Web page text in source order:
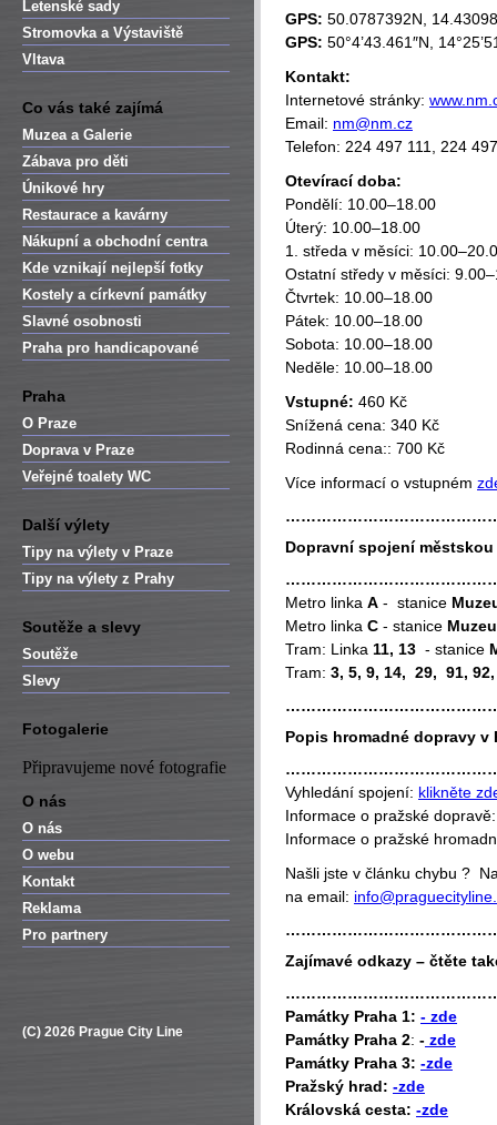
Letenské sady
Stromovka a Výstaviště
Vltava
Co vás také zajímá
Muzea a Galerie
Zábava pro děti
Únikové hry
Restaurace a kavárny
Nákupní a obchodní centra
Kde vznikají nejlepší fotky
Kostely a církevní památky
Slavné osobnosti
Praha pro handicapované
Praha
O Praze
Doprava v Praze
Veřejné toalety WC
Další výlety
Tipy na výlety v Praze
Tipy na výlety z Prahy
Soutěže a slevy
Soutěže
Slevy
Fotogalerie
Připravujeme nové fotografie
O nás
O nás
O webu
Kontakt
Reklama
Pro partnery
(C) 2026 Prague City Line
GPS: 50.0787392N,
GPS: 50°4’43.461″N,
Kontakt:
Internetové stránky:
Email: nm@nm.cz
Telefon: 224 497 111, 224
Otevírací doba:
Pondělí: 10.00–18.00
Úterý: 10.00–18.00
1. středa v měsíci:
Ostatní středy v měsíci:
Čtvrtek: 10.00–18.00
Pátek: 10.00–18.00
Sobota: 10.00–18.00
Neděle: 10.00–18.00
Vstupné: 460 Kč
Snížená cena: 340 Kč
Rodinná cena:: 700 Kč
Více informací o vstupném
Dopravní spojení
Metro linka A - stanice
Metro linka C - stanice
Tram: Linka 11, 13 - stanice
Tram: 3, 5, 9, 14, 29, 91,
Popis hromadné dopravy v
Vyhledání spojení: klikněte
Informace o pražské
Informace o pražské
Našli jste v článku chybu ?
na email:
Zajímavé odkazy – čtěte
Památky Praha 1: - zde
Památky Praha 2: - zde
Památky Praha 3: -zde
Pražský hrad: -zde
Královská cesta: -zde